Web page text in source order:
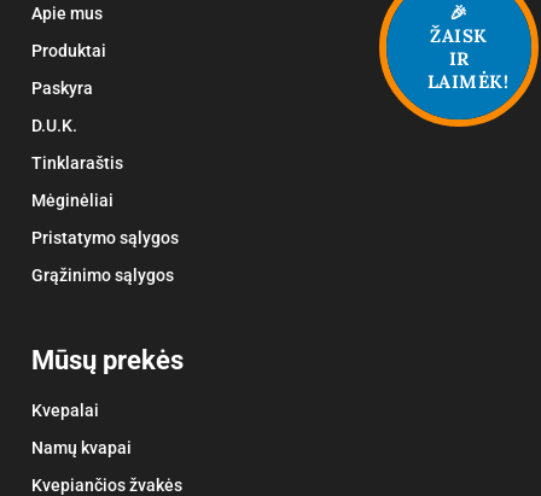
Apie mus
Produktai
Paskyra
D.U.K.
Tinklaraštis
Mėginėliai
Pristatymo sąlygos
Grąžinimo sąlygos
Mūsų prekės
Kvepalai
Namų kvapai
Kvepiančios žvakės
🎉
ŽAISK
IR
LAIMĖK!